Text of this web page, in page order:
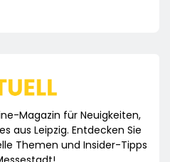
Magazin für Neuigkeiten,
aus Leipzig. Entdecken Sie
Themen und Insider-Tipps